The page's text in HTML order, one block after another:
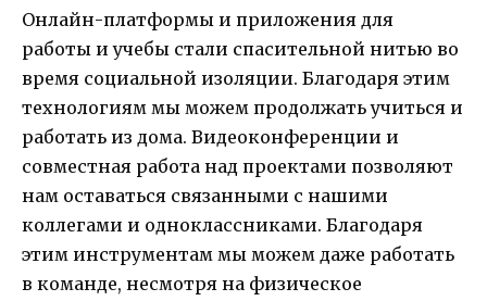
Онлайн-платформы и приложения для
работы и учебы стали спасительной нитью во
время социальной изоляции. Благодаря этим
технологиям мы можем продолжать учиться и
работать из дома. Видеоконференции и
совместная работа над проектами позволяют
нам оставаться связанными с нашими
коллегами и одноклассниками. Благодаря
этим инструментам мы можем даже работать
в команде, несмотря на физическое